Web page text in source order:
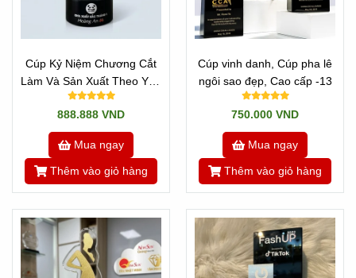
Cúp Kỷ Niệm Chương Cắt
Làm Và Sản Xuất Theo Yêu
Cầu Mọi Logo - Mẫu TikTok
888.888 VND
Mua ngay
Thêm vào giỏ hàng
Cúp vinh danh, Cúp pha lê
ngôi sao đẹp, Cao cấp -13
750.000 VND
Mua ngay
Thêm vào giỏ hàng